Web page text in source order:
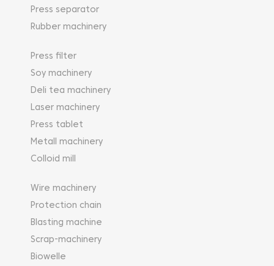
Press separator
Rubber machinery
Press filter
Soy machinery
Deli tea machinery
Laser machinery
Press tablet
Metall machinery
Colloid mill
Wire machinery
Protection chain
Blasting machine
Scrap-machinery
Biowelle